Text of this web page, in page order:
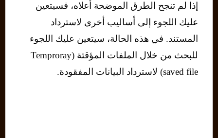
إذا لم تنجح الطرق الموضحة أعلاه، فسيتعين
عليك اللجوء إلى أساليب أخرى لاسترداد
المستند. في هذه الحالة، سيتعين عليك اللجوء
للبحث من خلال الملفات المؤقتة (Temproray
saved file) لاسترداد البيانات المفقودة.